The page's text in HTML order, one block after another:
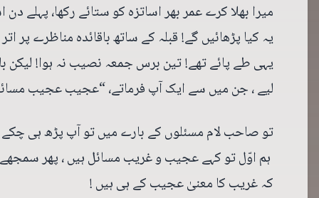
میرا بھلا کرے عمر بھر اساتزہ کو ستائے رکھا، پہلے
یہ کیا پڑھائیں گے! قبلہ کے ساتھ باقائدہ مناظرے
یہی طے پائے تھے! تین برس جمعہ نصیب نہ ہوا!
لیے ، جن میں سے ایک آپ فرماتے، “عجیب عجیب
تو صاحب لام مسئلوں کے بارے میں تو آپ پڑھ ہی
ہم اوّل تو کہے عجیب و غریب مسائل ہیں ، پھر
کہ غریب کا معنیٰ عجیب کے ہی ہیں !